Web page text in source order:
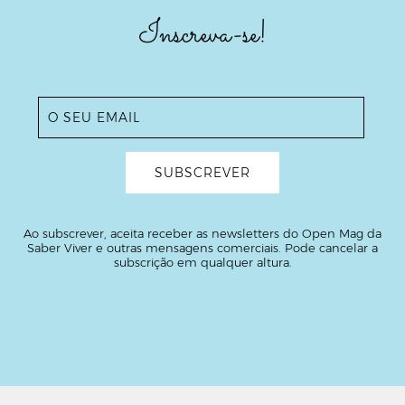
Inscreva-se!
Ao subscrever, aceita receber as newsletters do Open Mag da
Saber Viver e outras mensagens comerciais. Pode cancelar a
subscrição em qualquer altura.